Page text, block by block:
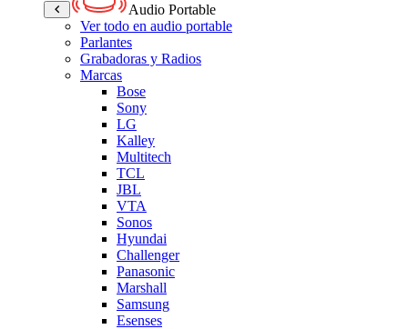
Audio Portable
Ver todo en audio portable
Parlantes
Grabadoras y Radios
Marcas
Bose
Sony
LG
Kalley
Multitech
TCL
JBL
VTA
Sonos
Hyundai
Challenger
Panasonic
Marshall
Samsung
Esenses